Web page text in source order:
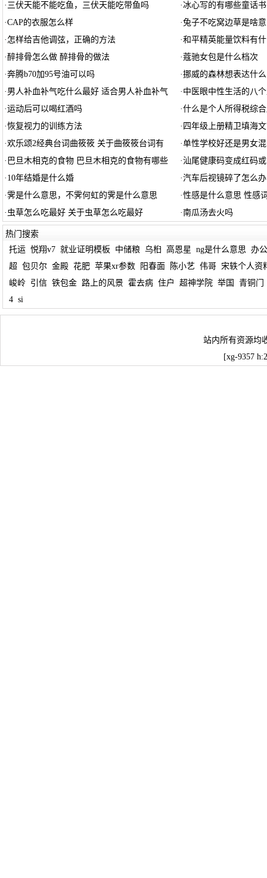
· 三伏天能不能吃鱼，三伏天能吃带鱼吗 ·冰心写的有哪些童话
·CAP的衣服怎么样 ·兔子不吃窝边草是啥
· 怎样给吉他调弦，正确的方法 ·和平精英能量饮料有
·醉排骨怎么做 醉排骨的做法 · 蔻驰女包是什么档次
·奔腾b70加95号油可以吗 ·挪威的森林想表达什
· 男人补血补气吃什么最好 适合男人补血补气 · 中医眼中性生活的八
·运动后可以喝红酒吗 ·什么是个人所得税综
·恢复视力的训练方法 · 四年级上册精卫填海
·欢乐颂2经典台词曲筱筱 关于曲筱筱台词有 ·单性学校好还是男女
· 巴旦木相克的食物 巴旦木相克的食物有哪些 ·汕尾健康码变成红码
· 10年结婚是什么婚 ·汽车后视镜碎了怎么办
·霁是什么意思，不霁何虹的霁是什么意思 ·性感是什么意思 性感
· 虫草怎么吃最好 关于虫草怎么吃最好 ·南瓜汤去火吗
热门搜索
托运 悦翔v7 就业证明模板 中储粮 乌桕 高恩星 ng是什么意思 办
超 包贝尔 金殿 花肥 苹果xr参数 阳春面 陈小艺 伟哥
宋轶个人资
峻岭
引信 铁包金 路上的风景 霍去病 住户 超神学院 举国
青铜门
4 si
站内所有资源均
[xg-9357